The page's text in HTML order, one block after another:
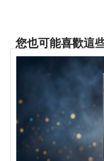
您也可能喜歡這